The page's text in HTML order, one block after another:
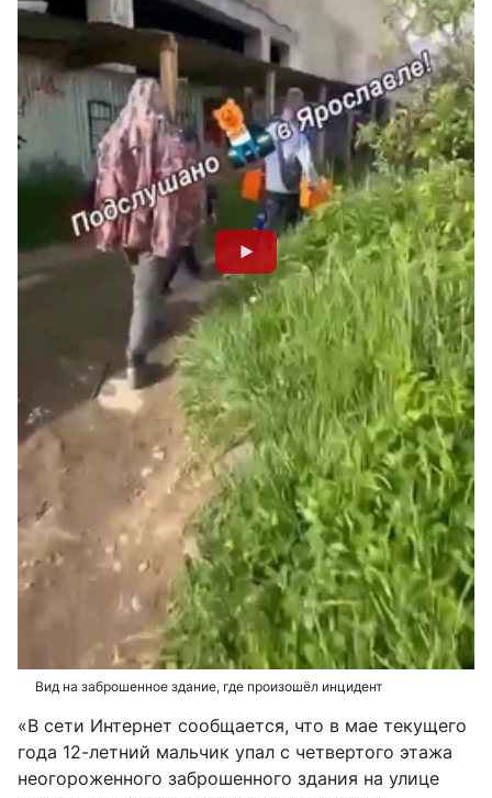
Вид на заброшенное здание, где произошёл инцидент
«В сети Интернет сообщается, что в мае текущего
года 12-летний мальчик упал с четвертого этажа
неогороженного заброшенного здания на улице